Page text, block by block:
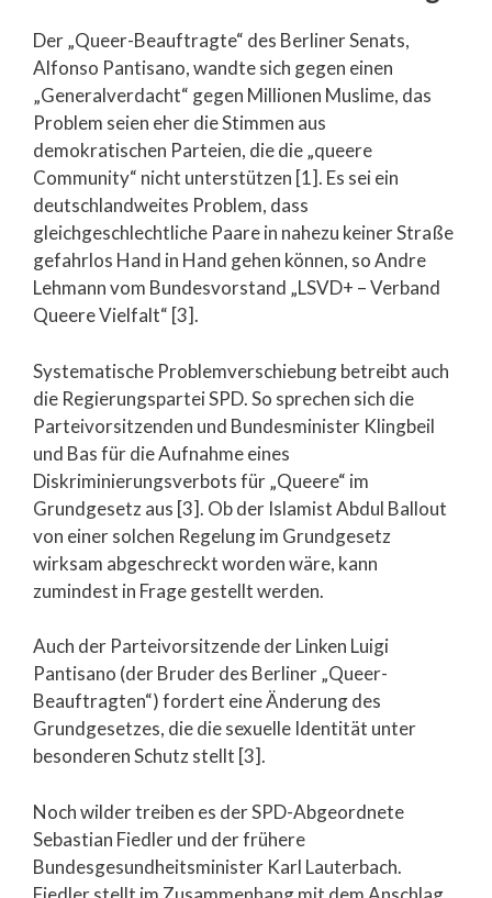
Der „Queer-Beauftragte“ des Berliner Senats,
Alfonso Pantisano, wandte sich gegen einen
„Generalverdacht“ gegen Millionen Muslime, das
Problem seien eher die Stimmen aus
demokratischen Parteien, die die „queere
Community“ nicht unterstützen [1]. Es sei ein
deutschlandweites Problem, dass
gleichgeschlechtliche Paare in nahezu keiner Straße
gefahrlos Hand in Hand gehen können, so Andre
Lehmann vom Bundesvorstand „LSVD+ – Verband
Queere Vielfalt“ [3].
Systematische Problemverschiebung betreibt auch
die Regierungspartei SPD. So sprechen sich die
Parteivorsitzenden und Bundesminister Klingbeil
und Bas für die Aufnahme eines
Diskriminierungsverbots für „Queere“ im
Grundgesetz aus [3]. Ob der Islamist Abdul Ballout
von einer solchen Regelung im Grundgesetz
wirksam abgeschreckt worden wäre, kann
zumindest in Frage gestellt werden.
Auch der Parteivorsitzende der Linken Luigi
Pantisano (der Bruder des Berliner „Queer-
Beauftragten“) fordert eine Änderung des
Grundgesetzes, die die sexuelle Identität unter
besonderen Schutz stellt [3].
Noch wilder treiben es der SPD-Abgeordnete
Sebastian Fiedler und der frühere
Bundesgesundheitsminister Karl Lauterbach.